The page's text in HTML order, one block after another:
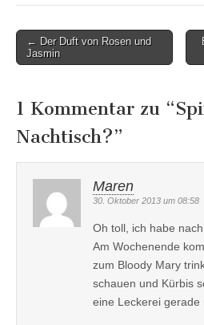
Post
navigation
← Der Duft von Rosen und
Jasmin
1 Kommentar zu “
Nachtisch?”
Maren
30. Oktober 2013 um 08:58
Oh toll, ich habe
Am Wochenende
zum Bloody Mary
schauen und Kürbis
eine Leckerei gerade